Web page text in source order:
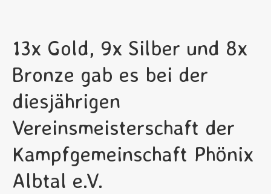
13x Gold, 9x Silber und 8x
Bronze gab es bei der
diesjährigen
Vereinsmeisterschaft der
Kampfgemeinschaft Phönix
Albtal e.V.